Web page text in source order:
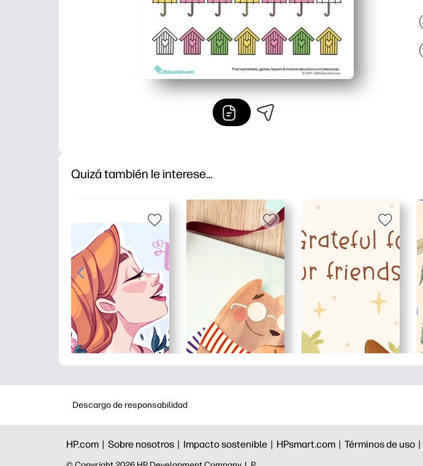
Quizá también le interese…
Descargo de responsabilidad
HP.com | Sobre nosotros | Impacto sostenible | HPsmart.com | Términos de uso |